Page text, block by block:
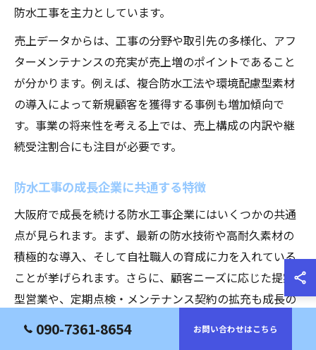
防水工事を主力としています。
売上データからは、工事の分野や取引先の多様化、アフ
ターメンテナンスの充実が売上増のポイントであること
が分かります。例えば、複合防水工法や環境配慮型素材
の導入によって新規顧客を獲得する事例も増加傾向で
す。事業の将来性を考える上では、売上構成の内訳や継
続受注割合にも注目が必要です。
防水工事の成長企業に共通する特徴
大阪府で成長を続ける防水工事企業にはいくつかの共通
点が見られます。まず、最新の防水技術や高耐久素材の
積極的な導入、そして自社職人の育成に力を入れている
ことが挙げられます。さらに、顧客ニーズに応じた提案
型営業や、定期点検・メンテナンス契約の拡充も成長の
090-7361-8654 お問い合わせはこちら